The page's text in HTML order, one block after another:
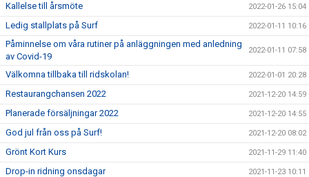
Kallelse till årsmöte 2022-01-26 15:04
Ledig stallplats på Surf 2022-01-11 10:16
Påminnelse om våra rutiner på anläggningen med anledning
av Covid-19
2022-01-11 07:58
Välkomna tillbaka till ridskolan! 2022-01-01 20:28
Restaurangchansen 2022 2021-12-20 14:59
Planerade försäljningar 2022 2021-12-20 14:55
God jul från oss på Surf! 2021-12-20 08:02
Grönt Kort Kurs 2021-11-29 11:40
Drop-in ridning onsdagar 2021-11-23 10:11